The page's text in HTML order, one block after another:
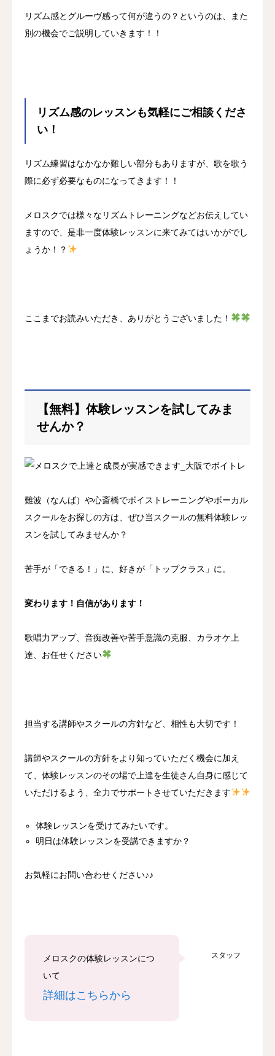
リズム感とグルーヴ感って何が違うの？というのは、また
別の機会でご説明していきます！！
リズム感のレッスンも気軽にご相談くださ
い！
リズム練習はなかなか難しい部分もありますが、歌を歌う
際に必ず必要なものになってきます！！
メロスクでは様々なリズムトレーニングなどお伝えしてい
ますので、是非一度体験レッスンに来てみてはいかがでし
ょうか！？
ここまでお読みいただき、ありがとうございました！
【無料】体験レッスンを試してみま
せんか？
難波（なんば）や心斎橋でボイストレーニングやボーカル
スクールをお探しの方は、ぜひ当スクールの無料体験レッ
スンを試してみませんか？
苦手が「できる！」に、好きが「トップクラス」に。
変わります！自信があります！
歌唱力アップ、音痴改善や苦手意識の克服、カラオケ上
達、お任せください
担当する講師やスクールの方針など、相性も大切です！
講師やスクールの方針をより知っていただく機会に加え
て、体験レッスンのその場で上達を生徒さん自身に感じて
いただけるよう、全力でサポートさせていただきます
体験レッスンを受けてみたいです。
明日は体験レッスンを受講できますか？
お気軽にお問い合わせください♪♪
スタッフ
メロスクの体験レッスンにつ
いて
詳細はこちらから